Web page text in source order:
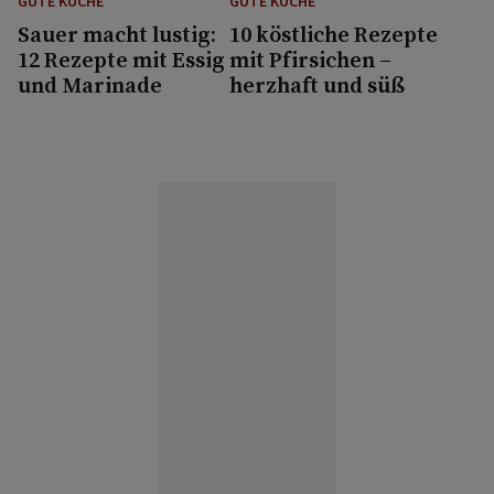
Sauer macht lustig:
12 Rezepte mit Essig
und Marinade
10 köstliche Rezepte
mit Pfirsichen –
herzhaft und süß